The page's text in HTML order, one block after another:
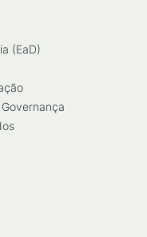
(EaD)